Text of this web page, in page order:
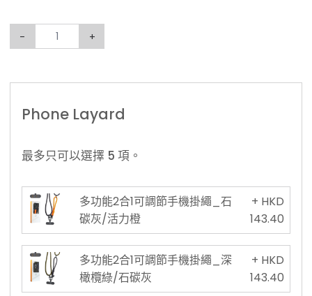
- +
Phone Layard
最多只可以選擇 5 項。
多功能2合1可調節手機掛繩_石
碳灰/活力橙
+ HKD
143.40
多功能2合1可調節手機掛繩_深
橄欖綠/石碳灰
+ HKD
143.40